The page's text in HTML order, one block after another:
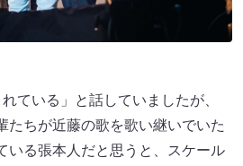
ている」と話していましたが、
たちが近藤の歌を歌い継いでいた
いる張本人だと思うと、スケール